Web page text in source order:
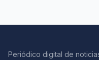
Periódico digital de